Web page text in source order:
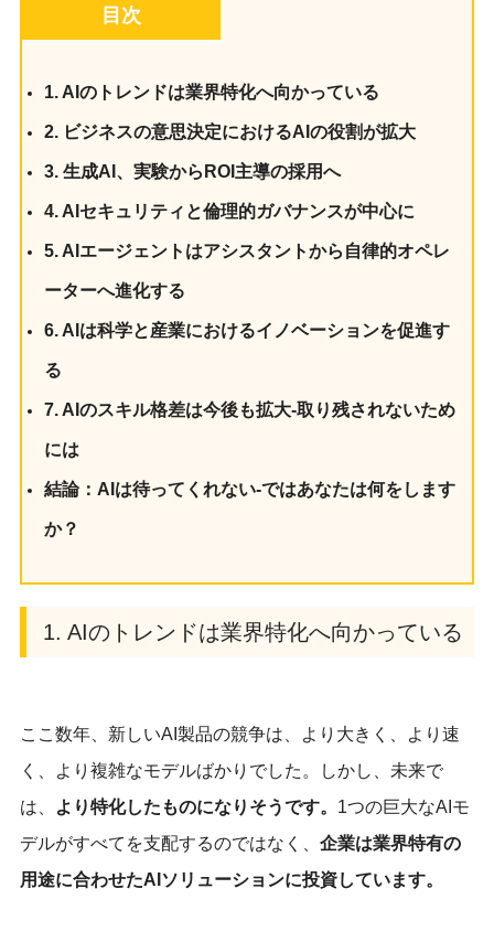
目次
1. AIのトレンドは業界特化へ向かっている
2. ビジネスの意思決定におけるAIの役割が拡大
3. 生成AI、実験からROI主導の採用へ
4. AIセキュリティと倫理的ガバナンスが中心に
5. AIエージェントはアシスタントから自律的オペレ
ーターへ進化する
6. AIは科学と産業におけるイノベーションを促進す
る
7. AIのスキル格差は今後も拡大-取り残されないため
には
結論：AIは待ってくれない-ではあなたは何をします
か？
1. AIのトレンドは業界特化へ向かっている
ここ数年、新しいAI製品の競争は、より大きく、より速
く、より複雑なモデルばかりでした。しかし、未来で
は、
より特化したものになりそうです。 1つの巨大なAIモ
デルがすべてを支配するのではなく、 企業は業界特有の
用途に合わせたAIソリューションに投資しています。